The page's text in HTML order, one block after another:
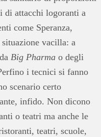
di attacchi logoranti a
come Speranza,
vacilla: a
Big Pharma o degli
i tecnici si fanno
scenario certo
infido. Non dicono
o teatri ma anche le
teatri, scuole,